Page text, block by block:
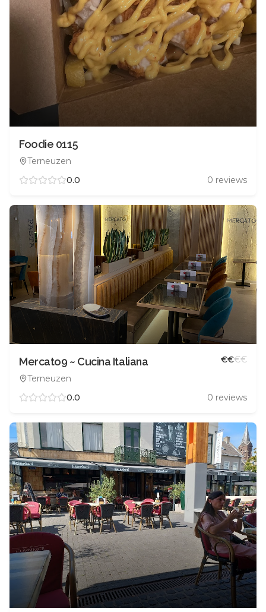
Foodie 0115
Terneuzen
0.0
0 reviews
Mercato9 ~ Cucina Italiana
Terneuzen
€€€€
0.0 0 reviews